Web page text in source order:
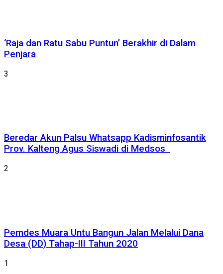
‘Raja dan Ratu Sabu Puntun’ Berakhir di Dalam
Penjara
3
Beredar Akun Palsu Whatsapp Kadisminfosantik
Prov. Kalteng Agus Siswadi di Medsos
2
Pemdes Muara Untu Bangun Jalan Melalui Dana
Desa (DD) Tahap-III Tahun 2020
1